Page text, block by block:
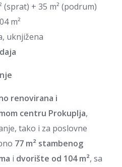
(sprat) + 35 m² (podrum)
m²
uknjižena
renovirana i
centru Prokuplja,
tako i za poslovne
77 m² stambenog
i dvorište od 104 m², sa